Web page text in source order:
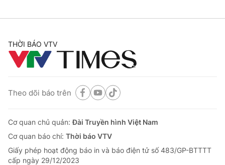
THỜI BÁO VTV
Theo dõi báo trên
Cơ quan chủ quản:Đài Truyền hình Việt Nam
Cơ quan báo chí: Thời báo VTV
Giấy phép hoạt động báo in và báo điện tử số 483/GP-BTTTT
cấp ngày 29/12/2023